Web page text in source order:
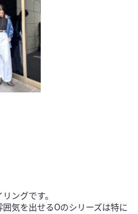
ングです。
気を出せるOのシリーズは特に